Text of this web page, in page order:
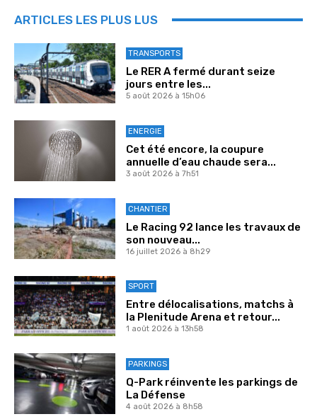
ARTICLES LES PLUS LUS
TRANSPORTS
Le RER A fermé durant seize
jours entre les...
5 août 2026 à 15h06
ENERGIE
Cet été encore, la coupure
annuelle d’eau chaude sera...
3 août 2026 à 7h51
CHANTIER
Le Racing 92 lance les travaux de
son nouveau...
16 juillet 2026 à 8h29
SPORT
Entre délocalisations, matchs à
la Plenitude Arena et retour...
1 août 2026 à 13h58
PARKINGS
Q-Park réinvente les parkings de
La Défense
4 août 2026 à 8h58